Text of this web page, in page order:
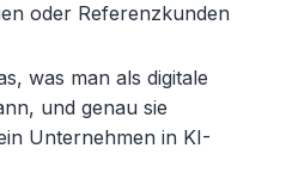
oder Referenzkunden
was man als digitale
und genau sie
Unternehmen in KI-